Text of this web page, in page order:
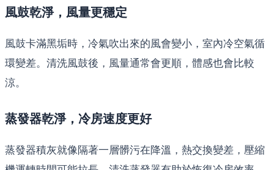
風鼓乾淨，風量更穩定
風鼓卡滿黑垢時，冷氣吹出來的風會變小，室內冷空氣循
環變差。清洗風鼓後，風量通常會更順，體感也會比較
涼。
蒸發器乾淨，冷房速度更好
蒸發器積灰就像隔著一層髒污在降溫，熱交換變差，壓縮